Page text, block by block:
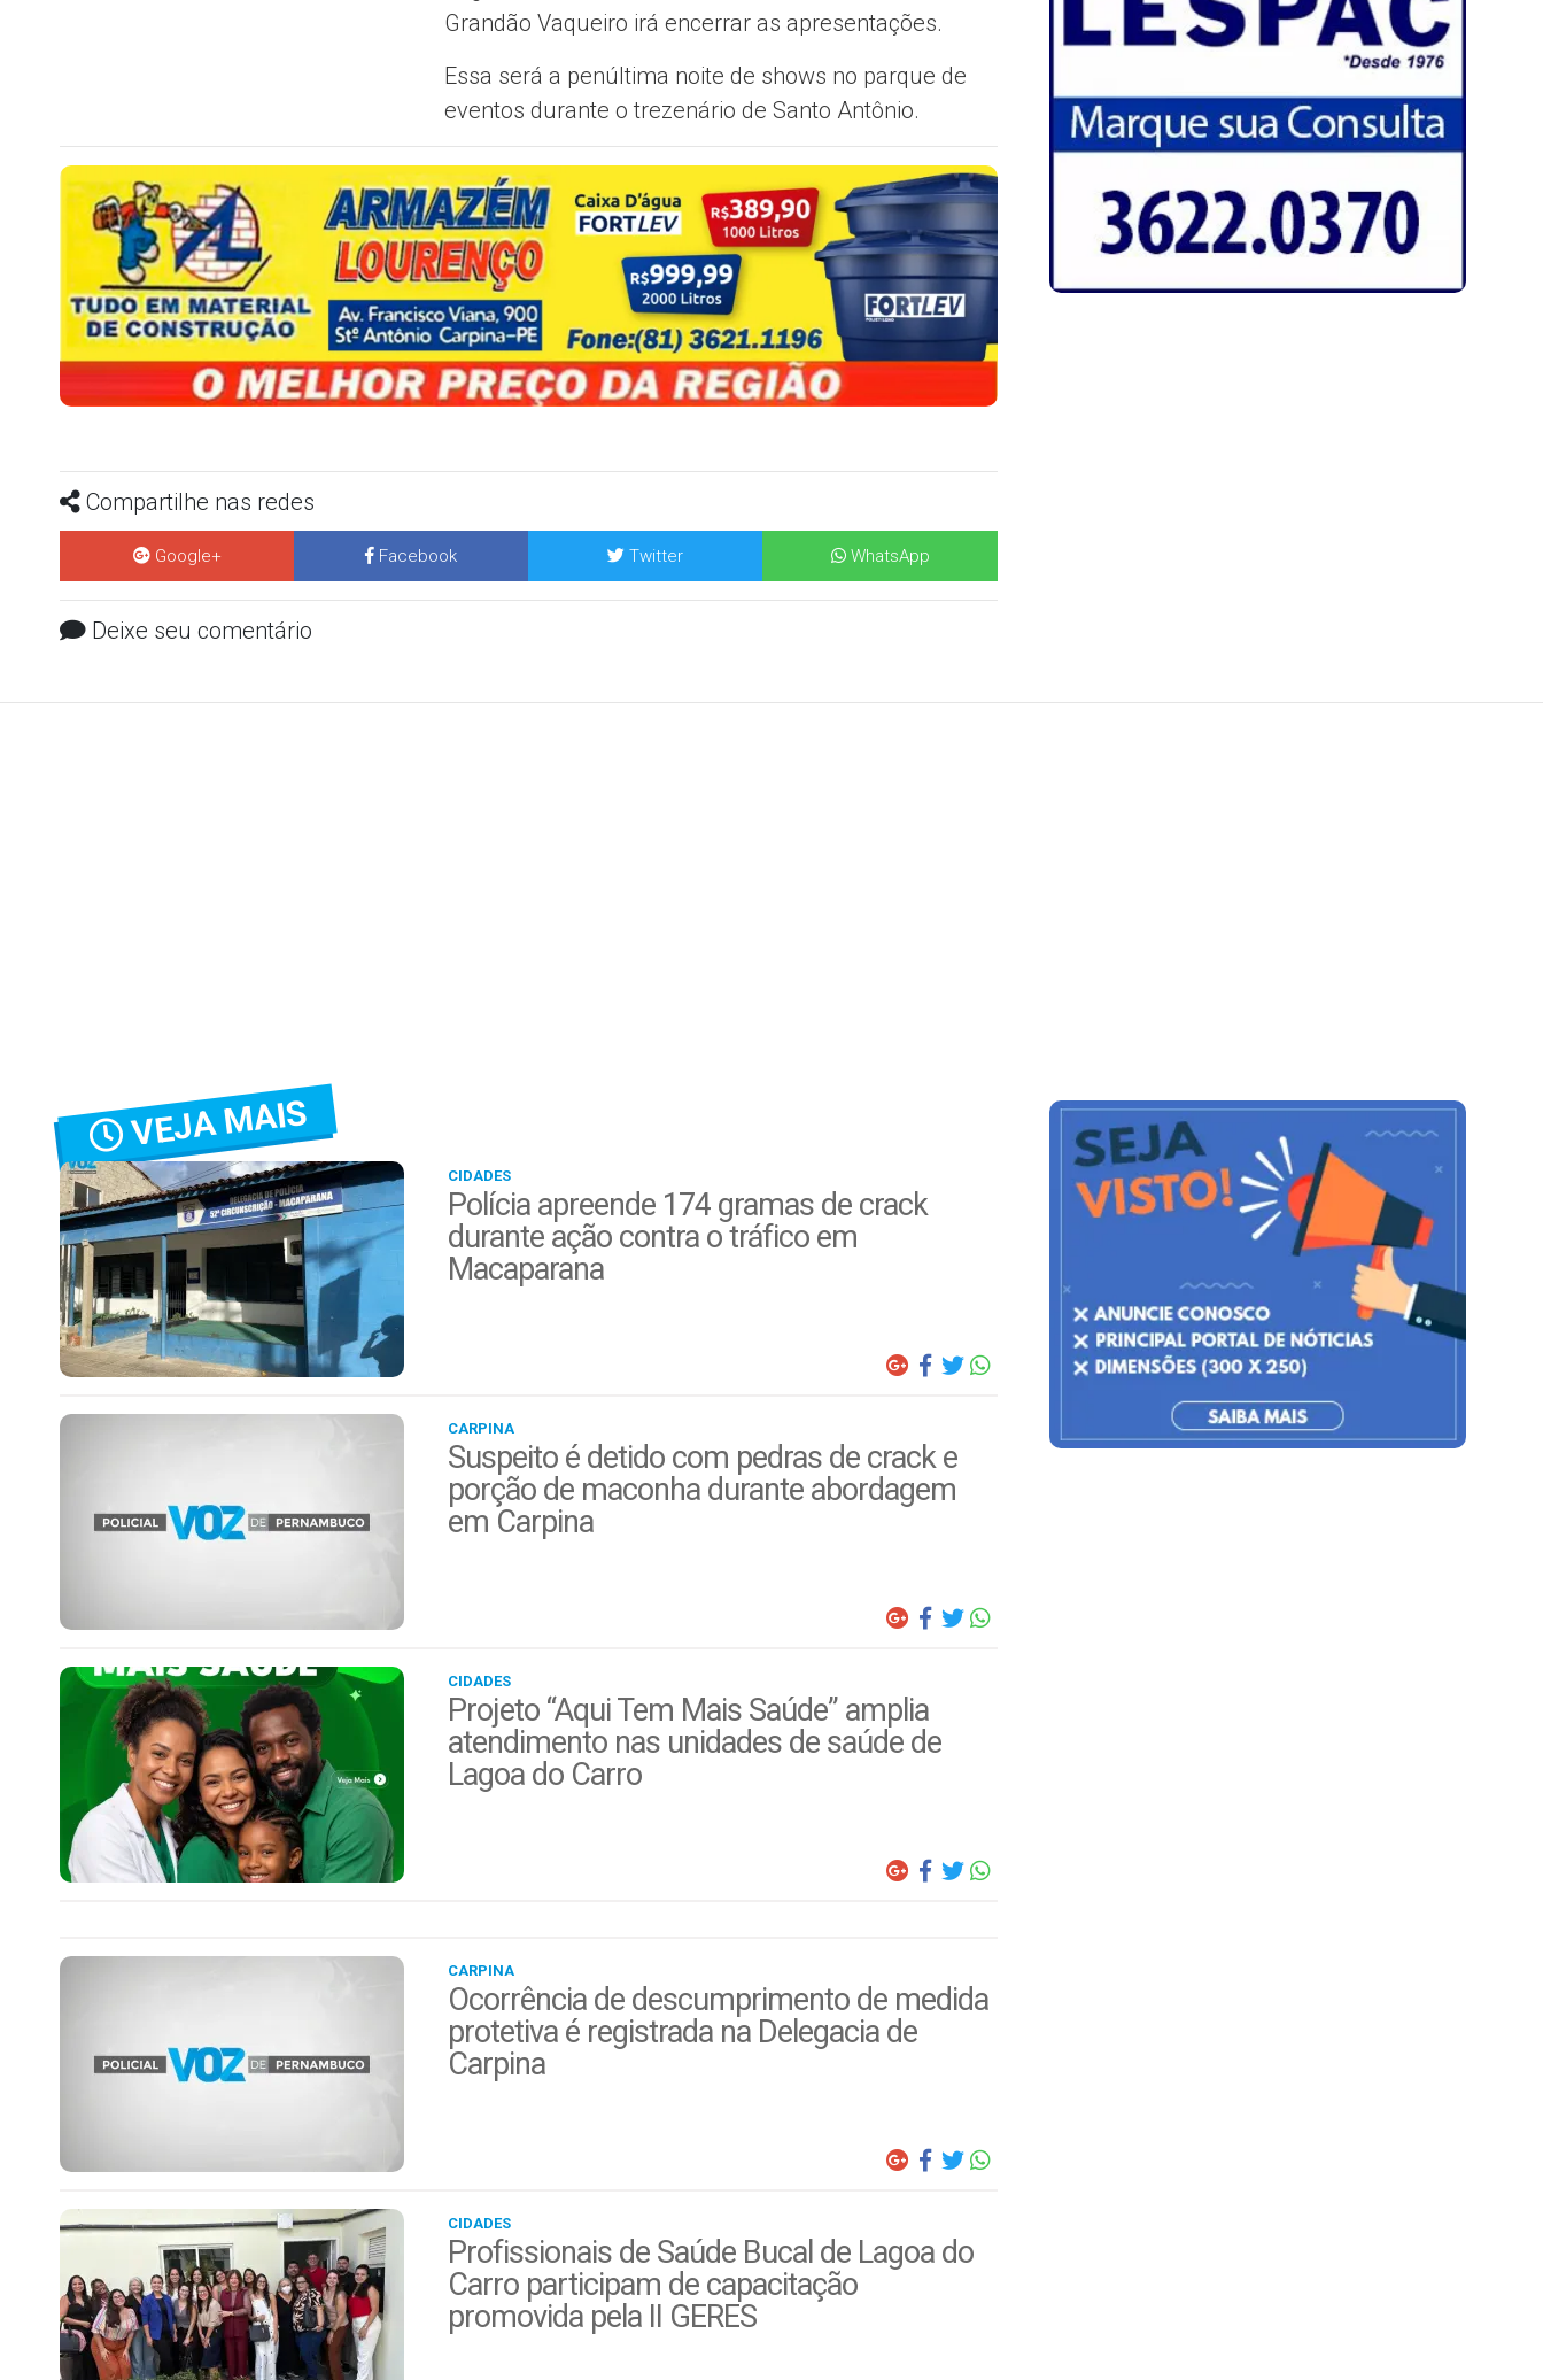
Grandão Vaqueiro irá encerrar as apresentações.
Essa será a penúltima noite de shows no parque de
eventos durante o trezenário de Santo Antônio.
Compartilhe nas redes
Google+ Facebook Twitter WhatsApp
Deixe seu comentário
VEJA MAIS
CIDADES
Polícia apreende 174 gramas de crack
durante ação contra o tráfico em
Macaparana
CARPINA
Suspeito é detido com pedras de crack e
porção de maconha durante abordagem
em Carpina
CIDADES
Projeto “Aqui Tem Mais Saúde” amplia
atendimento nas unidades de saúde de
Lagoa do Carro
CARPINA
Ocorrência de descumprimento de medida
protetiva é registrada na Delegacia de
Carpina
CIDADES
Profissionais de Saúde Bucal de Lagoa do
Carro participam de capacitação
promovida pela II GERES